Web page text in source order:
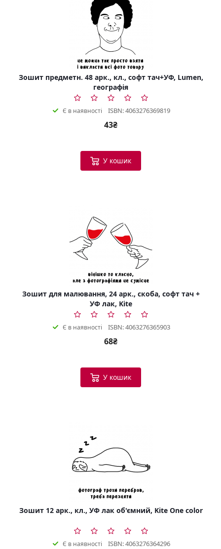
Зошит предметн. 48 арк., кл., софт тач+УФ, Lumen,
географія
Є в наявності ISBN: 4063276369819
43₴
У кошик
Зошит для малювання, 24 арк., скоба, софт тач +
УФ лак, Kite
Є в наявності ISBN: 4063276365903
68₴
У кошик
Зошит 12 арк., кл., УФ лак об'ємний, Kite One color
Є в наявності ISBN: 4063276364296